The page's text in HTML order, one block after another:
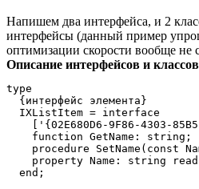
Напишем два интерфейса, и 2
интерфейсы (данный пример
оптимизации скорости вообще не
Описание интерфейсов и классов
type
  {интерфейс элемента}
  IXListItem = interface
['{02E680D6-9F86-4303-
    function GetName: string;
procedure SetName(const
property Name: string
  end;